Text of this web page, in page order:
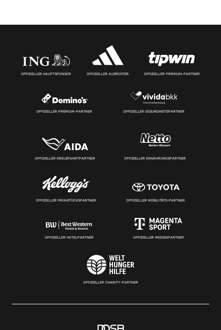
OFFIZIELLER HAUPTSPONSOR OFFIZIELLER AUSRÜSTER OFFIZIELLER PREMIUM-PARTNER
OFFIZIELLER PREMIUM-PARTNER OFFIZIELLER GESUNDHEITSPARTNER
OFFIZIELLER KREUZFAHRTPARTNER OFFIZIELLER ERNÄHRUNGSPARTNER
OFFIZIELLER FRÜHSTÜCKSPARTNER OFFIZIELLER MOBILITÄTS-PARTNER
OFFIZIELLER HOTELPARTNER OFFIZIELLER MEDIENPARTNER
OFFIZIELLER CHARITY-PARTNER